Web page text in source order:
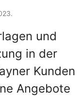
und
in der
Kunden
Angebote